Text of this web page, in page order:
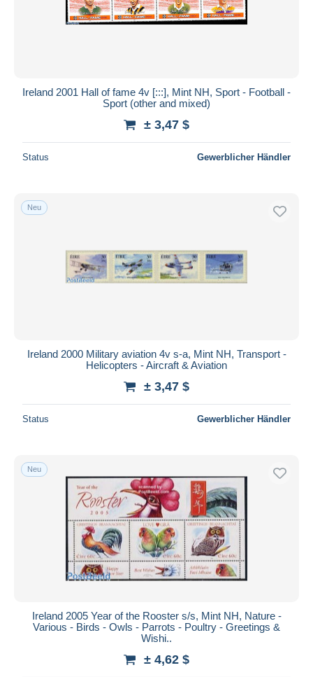
Ireland 2001 Hall of fame 4v [:::], Mint NH, Sport - Football -
Sport (other and mixed)
± 3,47 $
Status Gewerblicher Händler
Neu
Ireland 2000 Military aviation 4v s-a, Mint NH, Transport -
Helicopters - Aircraft & Aviation
± 3,47 $
Status Gewerblicher Händler
Neu
Ireland 2005 Year of the Rooster s/s, Mint NH, Nature -
Various - Birds - Owls - Parrots - Poultry - Greetings &
Wishi..
± 4,62 $